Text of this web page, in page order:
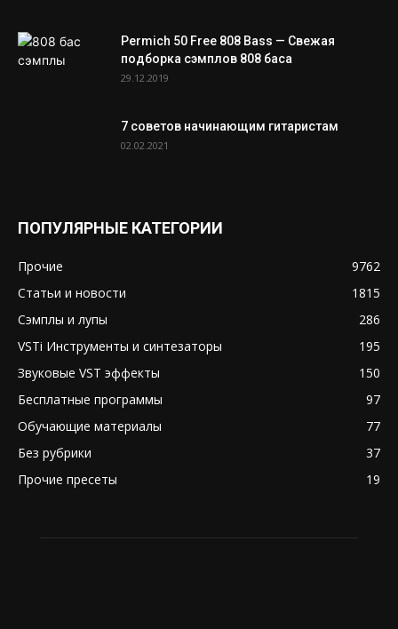
Permich 50 Free 808 Bass — Свежая
подборка сэмплов 808 баса
29.12.2019
7 советов начинающим гитаристам
02.02.2021
ПОПУЛЯРНЫЕ КАТЕГОРИИ
Прочие
9762
Статьи и новости
1815
Сэмплы и лупы
286
VSTi Инструменты и синтезаторы
195
Звуковые VST эффекты
150
Бесплатные программы
97
Обучающие материалы
77
Без рубрики
37
Прочие пресеты
19